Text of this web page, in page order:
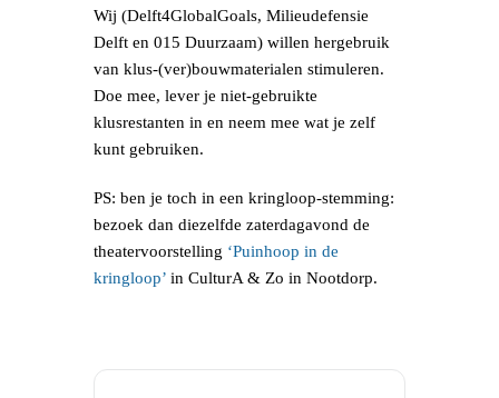
Wij (Delft4GlobalGoals, Milieudefensie
Delft en 015 Duurzaam) willen hergebruik
van klus-(ver)bouwmaterialen stimuleren.
Doe mee, lever je niet-gebruikte
klusrestanten in en neem mee wat je zelf
kunt gebruiken.
PS: ben je toch in een kringloop-stemming:
bezoek dan diezelfde zaterdagavond de
theatervoorstelling ‘Puinhoop in de
kringloop’ in CulturA & Zo in Nootdorp.